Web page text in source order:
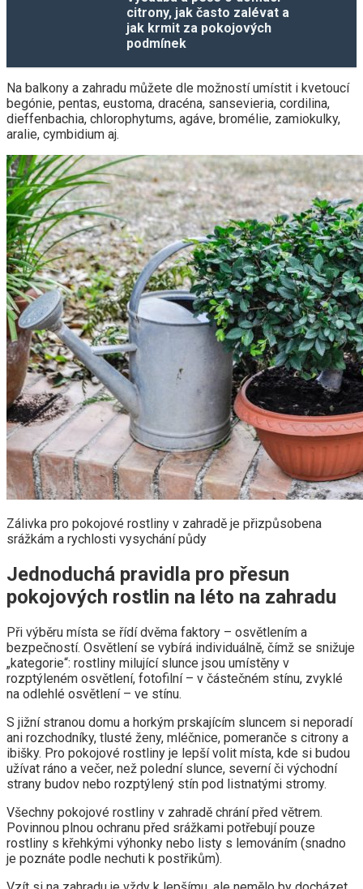
citrony, jak často zalévat a
jak krmit za pokojových
podmínek
Na balkony a zahradu můžete dle možností umístit i kvetoucí
begónie, pentas, eustoma, dracéna, sansevieria, cordilina,
dieffenbachia, chlorophytums, agáve, bromélie, zamiokulky,
aralie, cymbidium aj.
Zálivka pro pokojové rostliny v zahradě je přizpůsobena
srážkám a rychlosti vysychání půdy
Jednoduchá pravidla pro přesun
pokojových rostlin na léto na zahradu
Při výběru místa se řídí dvěma faktory – osvětlením a
bezpečností. Osvětlení se vybírá individuálně, čímž se snižuje
„kategorie“: rostliny milující slunce jsou umístěny v
rozptýleném osvětlení, fotofilní – v částečném stínu, zvyklé
na odlehlé osvětlení – ve stínu.
S jižní stranou domu a horkým prskajícím sluncem si neporadí
ani rozchodníky, tlusté ženy, mléčnice, pomeranče s citrony a
ibišky. Pro pokojové rostliny je lepší volit místa, kde si budou
užívat ráno a večer, než polední slunce, severní či východní
strany budov nebo rozptýlený stín pod listnatými stromy.
Všechny pokojové rostliny v zahradě chrání před větrem.
Povinnou plnou ochranu před srážkami potřebují pouze
rostliny s křehkými výhonky nebo listy s lemováním (snadno
je poznáte podle nechuti k postřikům).